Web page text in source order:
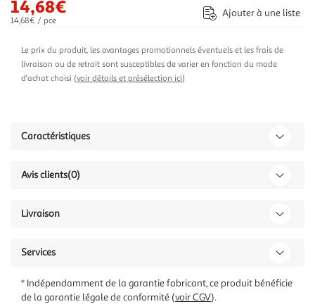
14,68€
14,68€ / pce
Ajouter à une liste
Le prix du produit, les avantages promotionnels éventuels et les frais de
livraison ou de retrait sont susceptibles de varier en fonction du mode
d'achat choisi (voir détails et présélection ici)
Caractéristiques
Avis clients(0)
Livraison
Services
* Indépendamment de la garantie fabricant, ce produit bénéficie
de la garantie légale de conformité (voir CGV).